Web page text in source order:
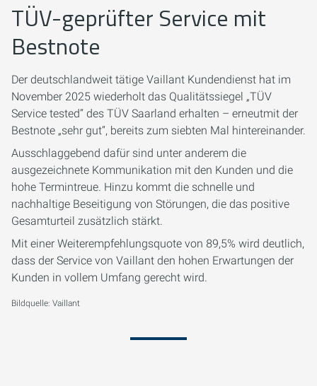
TÜV-geprüfter Service mit
Bestnote
Der deutschlandweit tätige Vaillant Kundendienst hat im
November 2025 wiederholt das Qualitätssiegel „TÜV
Service tested“ des TÜV Saarland erhalten – erneutmit der
Bestnote „sehr gut“, bereits zum siebten Mal hintereinander.
Ausschlaggebend dafür sind unter anderem die
ausgezeichnete Kommunikation mit den Kunden und die
hohe Termintreue. Hinzu kommt die schnelle und
nachhaltige Beseitigung von Störungen, die das positive
Gesamturteil zusätzlich stärkt.
Mit einer Weiterempfehlungsquote von 89,5% wird deutlich,
dass der Service von Vaillant den hohen Erwartungen der
Kunden in vollem Umfang gerecht wird.
Bildquelle: Vaillant